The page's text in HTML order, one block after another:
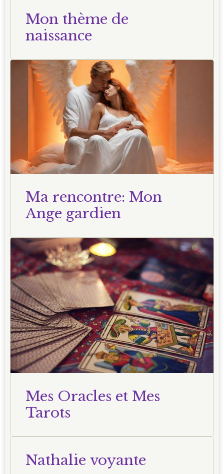
Mon thème de
naissance
Ma rencontre: Mon
Ange gardien
Mes Oracles et Mes
Tarots
Nathalie voyante